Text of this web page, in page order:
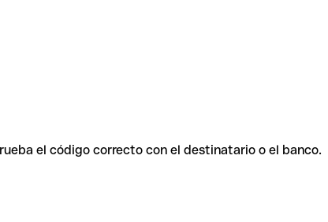
el código correcto con el destinatario o el banco.